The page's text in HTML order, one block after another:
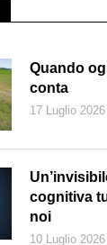
Quando
conta
17 Luglio 2026
cognitiva
noi
10 Luglio 2026